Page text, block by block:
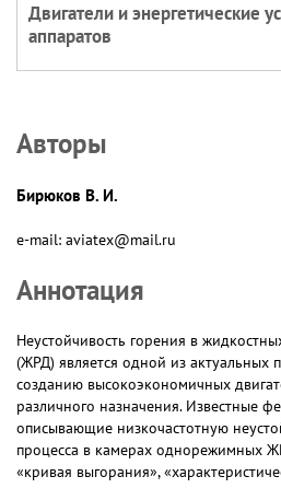
Двигатели и энергетические
аппаратов
Авторы
Бирюков В. И.
e-mail: aviatex@mail.ru
Аннотация
Неустойчивость горения в
(ЖРД) является одной из актуальных
созданию высокоэкономичных
различного назначения. Известные
описывающие низкочастотную
процесса в камерах однорежимных
«кривая выгорания»,